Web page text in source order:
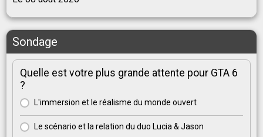
Sondage
Quelle est votre plus grande attente pour GTA 6
?
L'immersion et le réalisme du monde ouvert
Le scénario et la relation du duo Lucia & Jason